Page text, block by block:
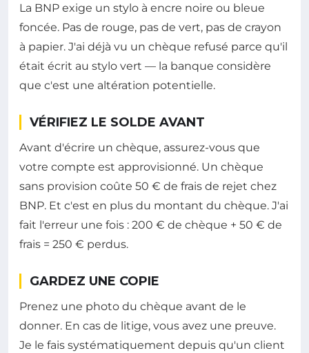
La BNP exige un stylo à encre noire ou bleue
foncée. Pas de rouge, pas de vert, pas de crayon
à papier. J'ai déjà vu un chèque refusé parce qu'il
était écrit au stylo vert — la banque considère
que c'est une altération potentielle.
VÉRIFIEZ LE SOLDE AVANT
Avant d'écrire un chèque, assurez-vous que
votre compte est approvisionné. Un chèque
sans provision coûte 50 € de frais de rejet chez
BNP. Et c'est en plus du montant du chèque. J'ai
fait l'erreur une fois : 200 € de chèque + 50 € de
frais = 250 € perdus.
GARDEZ UNE COPIE
Prenez une photo du chèque avant de le
donner. En cas de litige, vous avez une preuve.
Je le fais systématiquement depuis qu'un client